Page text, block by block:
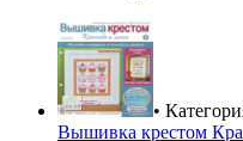
•
Вышивка крестом